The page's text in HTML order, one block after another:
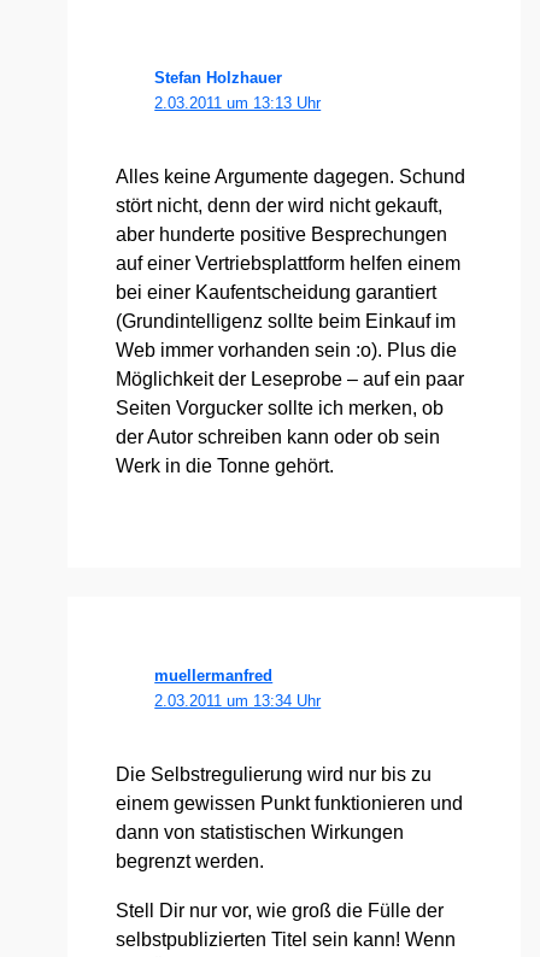
Stefan Holzhauer
2.03.2011 um 13:13 Uhr
Alles kei­ne Argu­men­te dage­gen. Schund
stört nicht, denn der wird nicht gekauft,
aber hun­der­te posi­ti­ve Bespre­chun­gen
auf einer Ver­triebs­platt­form hel­fen einem
bei einer Kauf­ent­schei­dung garan­tiert
(Grund­in­tel­li­genz soll­te beim Ein­kauf im
Web immer vor­han­den sein :o). Plus die
Mög­lich­keit der Lese­pro­be – auf ein paar
Sei­ten Vor­gu­cker soll­te ich mer­ken, ob
der Autor schrei­ben kann oder ob sein
Werk in die Ton­ne gehört.
muellermanfred
2.03.2011 um 13:34 Uhr
Die Selbst­re­gu­lie­rung wird nur bis zu
einem gewis­sen Punkt funk­tio­nie­ren und
dann von sta­tis­ti­schen Wir­kun­gen
begrenzt wer­den.
Stell Dir nur vor, wie groß die Fül­le der
selbst­pu­bli­zier­ten Titel sein kann! Wenn